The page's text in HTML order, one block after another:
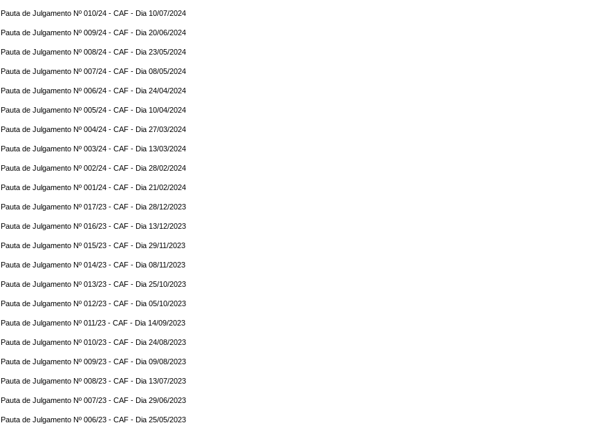
Pauta de Julgamento Nº 010/24 - CAF - Dia 10/07/2024
Pauta de Julgamento Nº 009/24 - CAF - Dia 20/06/2024
Pauta de Julgamento Nº 008/24 - CAF - Dia 23/05/2024
Pauta de Julgamento Nº 007/24 - CAF - Dia 08/05/2024
Pauta de Julgamento Nº 006/24 - CAF - Dia 24/04/2024
Pauta de Julgamento Nº 005/24 - CAF - Dia 10/04/2024
Pauta de Julgamento Nº 004/24 - CAF - Dia 27/03/2024
Pauta de Julgamento Nº 003/24 - CAF - Dia 13/03/2024
Pauta de Julgamento Nº 002/24 - CAF - Dia 28/02/2024
Pauta de Julgamento Nº 001/24 - CAF - Dia 21/02/2024
Pauta de Julgamento Nº 017/23 - CAF - Dia 28/12/2023
Pauta de Julgamento Nº 016/23 - CAF - Dia 13/12/2023
Pauta de Julgamento Nº 015/23 - CAF - Dia 29/11/2023
Pauta de Julgamento Nº 014/23 - CAF - Dia 08/11/2023
Pauta de Julgamento Nº 013/23 - CAF - Dia 25/10/2023
Pauta de Julgamento Nº 012/23 - CAF - Dia 05/10/2023
Pauta de Julgamento Nº 011/23 - CAF - Dia 14/09/2023
Pauta de Julgamento Nº 010/23 - CAF - Dia 24/08/2023
Pauta de Julgamento Nº 009/23 - CAF - Dia 09/08/2023
Pauta de Julgamento Nº 008/23 - CAF - Dia 13/07/2023
Pauta de Julgamento Nº 007/23 - CAF - Dia 29/06/2023
Pauta de Julgamento Nº 006/23 - CAF - Dia 25/05/2023